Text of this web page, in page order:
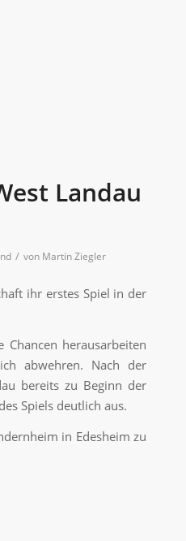
Landau
/ von Martin Ziegler
ihr erstes Spiel in der
herausarbeiten
abwehren. Nach der
bereits zu Beginn der
Spiels deutlich aus.
in Edesheim zu